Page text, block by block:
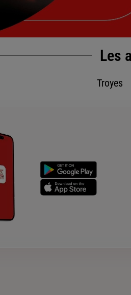
Les
Troyes